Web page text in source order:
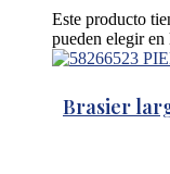
Este producto
pueden elegir
Brasier